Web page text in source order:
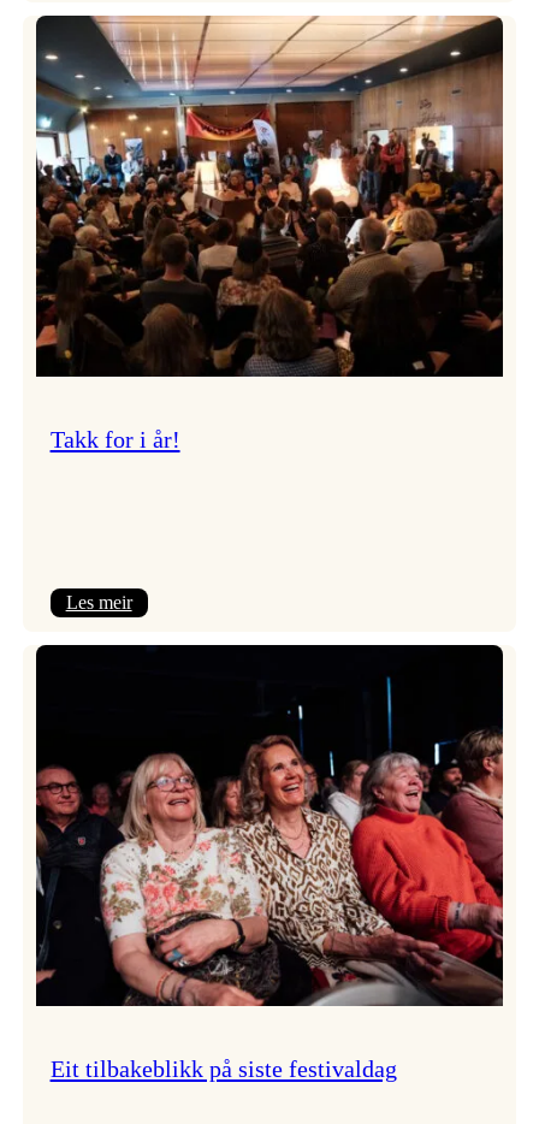
frå
Vossa
Jazz
om
endringar
i
administrasjonen
Takk for i år!
Les meir:
Eit tilbakeblikk på siste festivaldag